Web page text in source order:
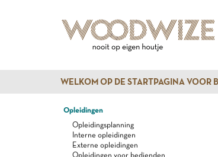
WELKOM OP DE STARTPAGINA VOOR
Opleidingen
Opleidingsplanning
Interne opleidingen
Externe opleidingen
Opleidingen voor bedienden